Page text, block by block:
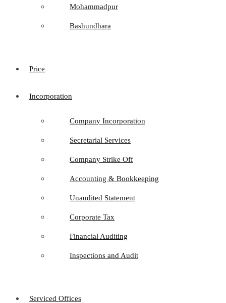
Mohammadpur
Bashundhara
Price
Incorporation
Company Incorporation
Secretarial Services
Company Strike Off
Accounting & Bookkeeping
Unaudited Statement
Corporate Tax
Financial Auditing
Inspections and Audit
Serviced Offices